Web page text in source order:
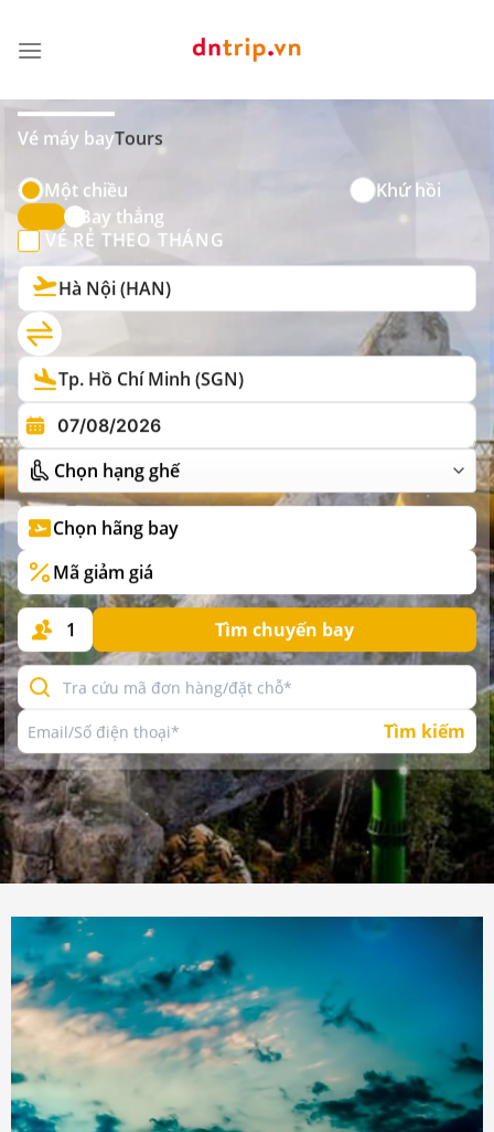
content
Vé máy bayTours
Một chiều
Khứ hồi
Bay thẳng
VÉ RẺ THEO THÁNG
Hà Nội (HAN)
Tp. Hồ Chí Minh (SGN)
Chọn hãng bay
Mã giảm giá
1 Tìm chuyến bay
Tìm kiếm